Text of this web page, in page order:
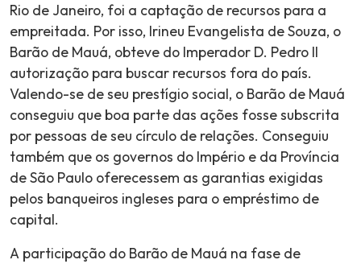
Rio de Janeiro, foi a captação de recursos para a
empreitada. Por isso, Irineu Evangelista de Souza, o
Barão de Mauá, obteve do Imperador D. Pedro II
autorização para buscar recursos fora do país.
Valendo-se de seu prestígio social, o Barão de Mauá
conseguiu que boa parte das ações fosse subscrita
por pessoas de seu círculo de relações. Conseguiu
também que os governos do Império e da Província
de São Paulo oferecessem as garantias exigidas
pelos banqueiros ingleses para o empréstimo de
capital.
A participação do Barão de Mauá na fase de